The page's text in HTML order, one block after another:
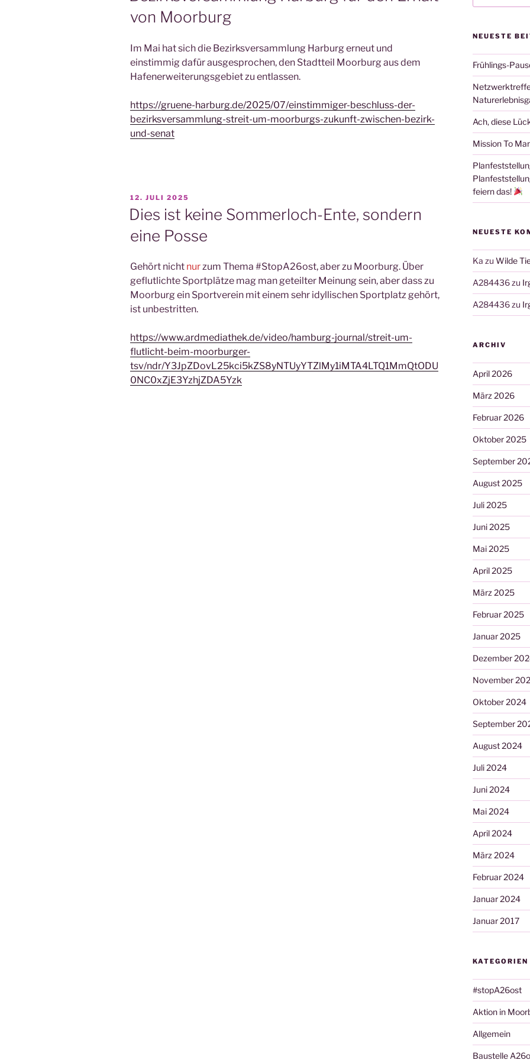
von Moorburg
Im Mai hat sich die Bezirksversammlung Harburg erneut und
einstimmig dafür ausgesprochen, den Stadtteil Moorburg aus dem
Hafenerweiterungsgebiet zu entlassen.
https://gruene-harburg.de/2025/07/einstimmiger-beschluss-der-
bezirksversammlung-streit-um-moorburgs-zukunft-zwischen-bezirk-
und-senat
VERÖFFENTLICHT
12. JULI 2025
Dies ist keine Sommerloch-Ente, sondern
eine Posse
Gehört nicht nurzum Thema #StopA26ost, aber zu Moorburg. Über
geflutlichte Sportplätze mag man geteilter Meinung sein, aber dass zu
Moorburg ein Sportverein mit einem sehr idyllischen Sportplatz gehört,
ist unbestritten.
https://www.ardmediathek.de/video/hamburg-journal/streit-um-
flutlicht-beim-moorburger-
tsv/ndr/Y3JpZDovL25kci5kZS8yNTUyYTZlMy1iMTA4LTQ1MmQtODU
0NC0xZjE3YzhjZDA5Yzk
NEUESTE
Frühlings-
Ach, diese
Mission To
feiern das!
NEUESTE
Ka zu Wilde
A284436zu
A284436zu
ARCHIV
April 2026
März 2026
Februar 2026
Oktober 2025
September
August 2025
Juli 2025
Juni 2025
Mai 2025
April 2025
März 2025
Februar 2025
Januar 2025
Dezember
November
Oktober 2024
September
August 2024
Juli 2024
Juni 2024
Mai 2024
April 2024
März 2024
Februar 2024
Januar 2024
Januar 2017
KATEGORIEN
#stopA26ost
Aktion in
Allgemein
Baustelle